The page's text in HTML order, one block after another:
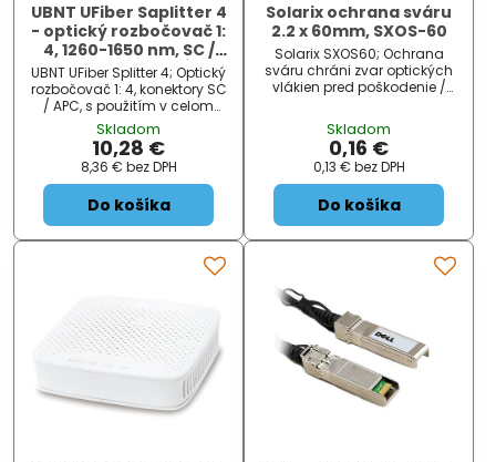
UBNT UFiber Saplitter 4
- optický rozbočovač 1:
4, 1260-1650 nm, SC /
APC konektory, dĺžka
1,5 m
UBNT UFiber Splitter 4; Optický
rozbočovač 1: 4, konektory SC
/ APC, s použitím v celom
pásme 12601650 nm,
technológia výroby PLC. Pre
rozbočenie / zlúčenie
optických trás s výhľadom
na ich používanie v celom
vlnovom spekt ...
Skladom
10,28 €
8,36 € bez DPH
Do košíka
Solarix ochrana sváru
2.2 x 60mm, SXOS-60
Solarix SXOS60; Ochrana
sváru chráni zvar optických
vlákien pred poškodenie /
hrebienky v optickej kazete
Solarix SXOK. ZÁKLADNÉ
ŠPECIFIKÁCIE; Rozmery: 2,2 x
60 m ...
Skladom
0,16 €
0,13 € bez DPH
Do košíka